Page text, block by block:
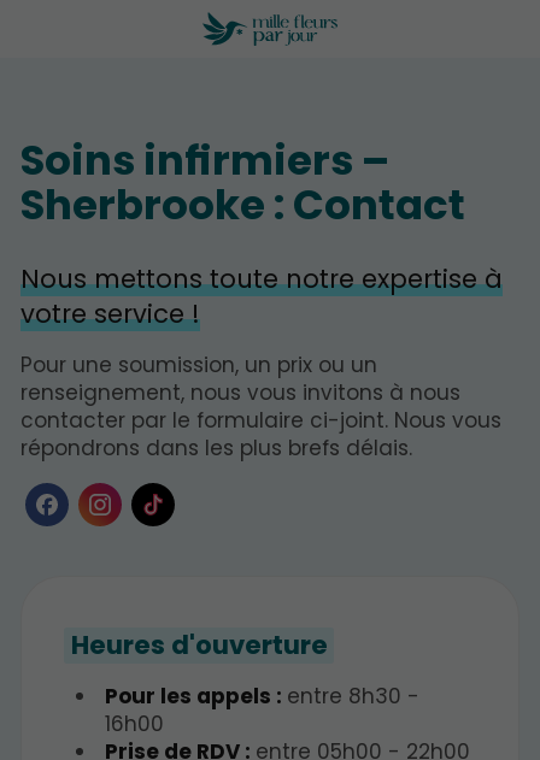
Soins infirmiers –
Sherbrooke : Contact
Nous mettons toute notre expertise à
votre service !
Pour une soumission, un prix ou un
renseignement, nous vous invitons à nous
contacter par le formulaire ci-joint. Nous vous
répondrons dans les plus brefs délais.
Heures d'ouverture
Pour les appels : entre 8h30 -
16h00
Prise de RDV : entre 05h00 - 22h00